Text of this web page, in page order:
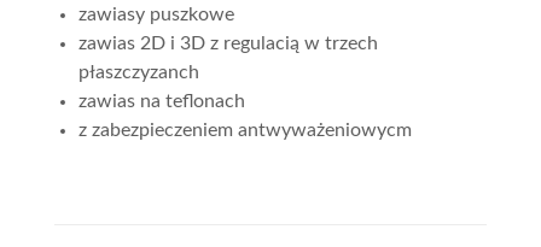
zawiasy puszkowe
zawias 2D i 3D z regulacią w trzech
płaszczyzanch
zawias na teflonach
z zabezpieczeniem antwyważeniowycm